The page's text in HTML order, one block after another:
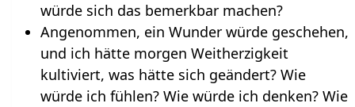
würde sich das bemerkbar machen?
Angenommen, ein Wunder würde geschehen,
und ich hätte morgen Weitherzigkeit
kultiviert, was hätte sich geändert? Wie
würde ich fühlen? Wie würde ich denken? Wie